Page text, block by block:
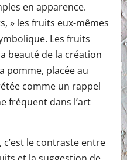
en apparence.
» les fruits eux-mêmes
Les fruits
beauté de la création
pomme, placée au
comme un rappel
fréquent dans l’art
le contraste entre